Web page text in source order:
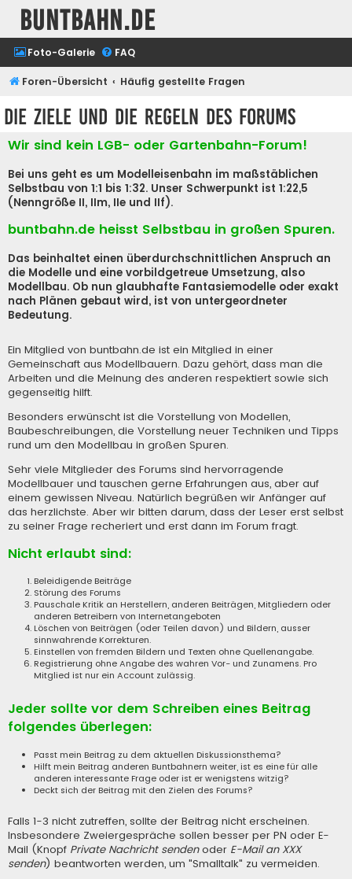
buntbahn.de
Foto-Galerie FAQ
Foren-Übersicht Häufig gestellte Fragen
Die Ziele und die Regeln des Forums
Wir sind kein LGB- oder Gartenbahn-Forum!
Bei uns geht es um Modelleisenbahn im maßstäblichen
Selbstbau von 1:1 bis 1:32. Unser Schwerpunkt ist 1:22,5
(Nenngröße II, IIm, IIe und IIf).
buntbahn.de heisst Selbstbau in großen Spuren.
Das beinhaltet einen überdurchschnittlichen Anspruch an
die Modelle und eine vorbildgetreue Umsetzung, also
Modellbau. Ob nun glaubhafte Fantasiemodelle oder exakt
nach Plänen gebaut wird, ist von untergeordneter
Bedeutung.
Ein Mitglied von buntbahn.de ist ein Mitglied in einer
Gemeinschaft aus Modellbauern. Dazu gehört, dass man die
Arbeiten und die Meinung des anderen respektiert sowie sich
gegenseitig hilft.
Besonders erwünscht ist die Vorstellung von Modellen,
Baubeschreibungen, die Vorstellung neuer Techniken und Tipps
rund um den Modellbau in großen Spuren.
Sehr viele Mitglieder des Forums sind hervorragende
Modellbauer und tauschen gerne Erfahrungen aus, aber auf
einem gewissen Niveau. Natürlich begrüßen wir Anfänger auf
das herzlichste. Aber wir bitten darum, dass der Leser erst selbst
zu seiner Frage recheriert und erst dann im Forum fragt.
Nicht erlaubt sind:
Beleidigende Beiträge
Störung des Forums
Pauschale Kritik an Herstellern, anderen Beiträgen, Mitgliedern oder
anderen Betreibern von Internetangeboten
Löschen von Beiträgen (oder Teilen davon) und Bildern, ausser
sinnwahrende Korrekturen.
Einstellen von fremden Bildern und Texten ohne Quellenangabe.
Registrierung ohne Angabe des wahren Vor- und Zunamens. Pro
Mitglied ist nur ein Account zulässig.
Jeder sollte vor dem Schreiben eines Beitrag
folgendes überlegen:
Passt mein Beitrag zu dem aktuellen Diskussionsthema?
Hilft mein Beitrag anderen Buntbahnern weiter, ist es eine für alle
anderen interessante Frage oder ist er wenigstens witzig?
Deckt sich der Beitrag mit den Zielen des Forums?
Falls 1-3 nicht zutreffen, sollte der Beitrag nicht erscheinen.
Insbesondere Zweiergespräche sollen besser per PN oder E-
Mail (Knopf Private Nachricht sendenoder E-Mail an XXX
senden) beantworten werden, um "Smalltalk" zu vermeiden.